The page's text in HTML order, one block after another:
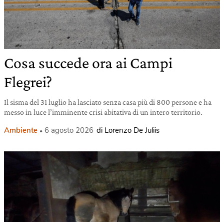
Cosa succede ora ai Campi
Flegrei?
Il sisma del 31 luglio ha lasciato senza casa più di 800 persone e ha
messo in luce l’imminente crisi abitativa di un intero territorio.
Ambiente 6 agosto 2026 di Lorenzo De Juliis